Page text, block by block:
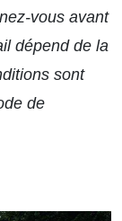
vous avant
dépend de la
sont
de